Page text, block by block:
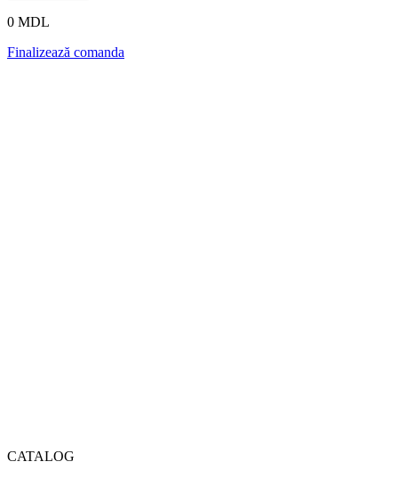
0 MDL
Finalizează comanda
CATALOG